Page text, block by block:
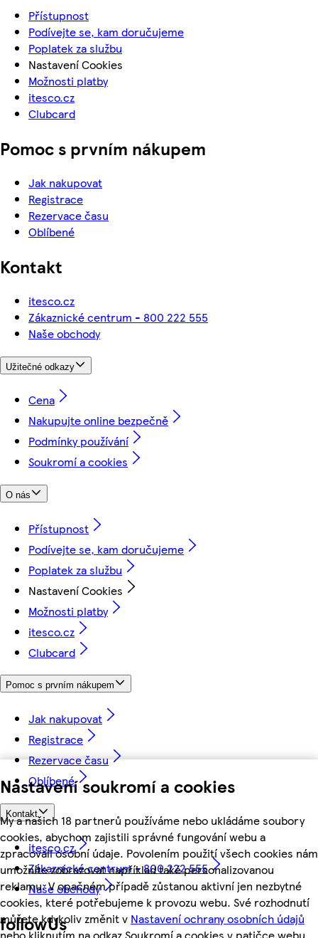
Nastavení soukromí a cookies
My a našich 18 partnerů používáme nebo ukládáme soubory
cookies, abychom zajistili správné fungování webu a
zpracovali osobní údaje. Povolením použití všech cookies nám
umožníte zobrazovat například také personalizovanou
reklamu. V opačném případě zůstanou aktivní jen nezbytné
cookies, které potřebujeme k provozu webu. Své rozhodnutí
můžete kdykoliv změnit v Nastavení ochrany osobních údajů
nebo kliknutím na odkaz Soukromí a cookies v patičce webu.
Přístupnost
Podívejte se, kam doručujeme
Poplatek za službu
Nastavení Cookies
Možnosti platby
itesco.cz
Clubcard
Pomoc s prvním nákupem
Jak nakupovat
Registrace
Rezervace času
Oblíbené
Kontakt
itesco.cz
Zákaznické centrum - 800 222 555
Naše obchody
Užitečné odkazy
Cena
Nakupujte online bezpečně
Podmínky používání
Soukromí a cookies
O nás
Přístupnost
Podívejte se, kam doručujeme
Poplatek za službu
Nastavení Cookies
Možnosti platby
itesco.cz
Clubcard
Pomoc s prvním nákupem
Jak nakupovat
Registrace
Rezervace času
Oblíbené
Kontakt
itesco.cz
Zákaznické centrum - 800 222 555
Naše obchody
followUs